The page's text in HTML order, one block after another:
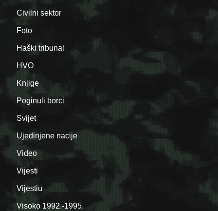
Civilni sektor
Foto
Haški tribunal
HVO
Knjige
Poginuli borci
Svijet
Ujedinjene nacije
Video
Vijesti
Vijestiu
Visoko 1992.-1995.